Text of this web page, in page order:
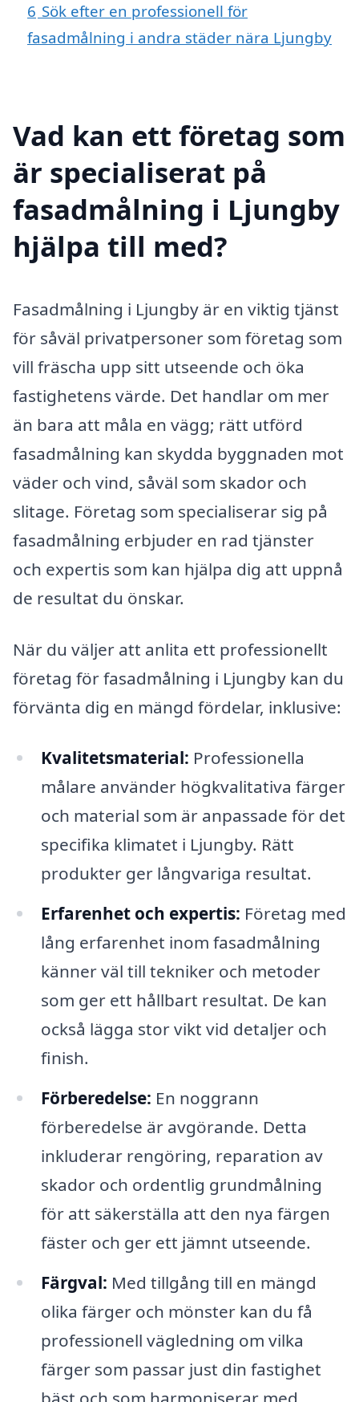
6 Sök efter en professionell för
fasadmålning i andra städer nära Ljungby
Vad kan ett företag som
är specialiserat på
fasadmålning i Ljungby
hjälpa till med?
Fasadmålning i Ljungby är en viktig tjänst
för såväl privatpersoner som företag som
vill fräscha upp sitt utseende och öka
fastighetens värde. Det handlar om mer
än bara att måla en vägg; rätt utförd
fasadmålning kan skydda byggnaden mot
väder och vind, såväl som skador och
slitage. Företag som specialiserar sig på
fasadmålning erbjuder en rad tjänster
och expertis som kan hjälpa dig att uppnå
de resultat du önskar.
När du väljer att anlita ett professionellt
företag för fasadmålning i Ljungby kan du
förvänta dig en mängd fördelar, inklusive:
Kvalitetsmaterial: Professionella
målare använder högkvalitativa färger
och material som är anpassade för det
specifika klimatet i Ljungby. Rätt
produkter ger långvariga resultat.
Erfarenhet och expertis: Företag med
lång erfarenhet inom fasadmålning
känner väl till tekniker och metoder
som ger ett hållbart resultat. De kan
också lägga stor vikt vid detaljer och
finish.
Förberedelse: En noggrann
förberedelse är avgörande. Detta
inkluderar rengöring, reparation av
skador och ordentlig grundmålning
för att säkerställa att den nya färgen
fäster och ger ett jämnt utseende.
Färgval: Med tillgång till en mängd
olika färger och mönster kan du få
professionell vägledning om vilka
färger som passar just din fastighet